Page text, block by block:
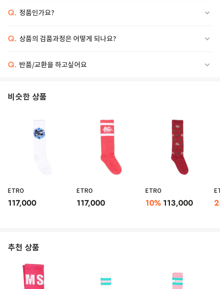
Q. 정품인가요?
Q. 상품의 검품과정은 어떻게 되나요?
Q. 반품/교환을 하고싶어요
비슷한 상품
ETRO
117,000
ETRO
117,000
ETRO
10% 113,000
추천 상품